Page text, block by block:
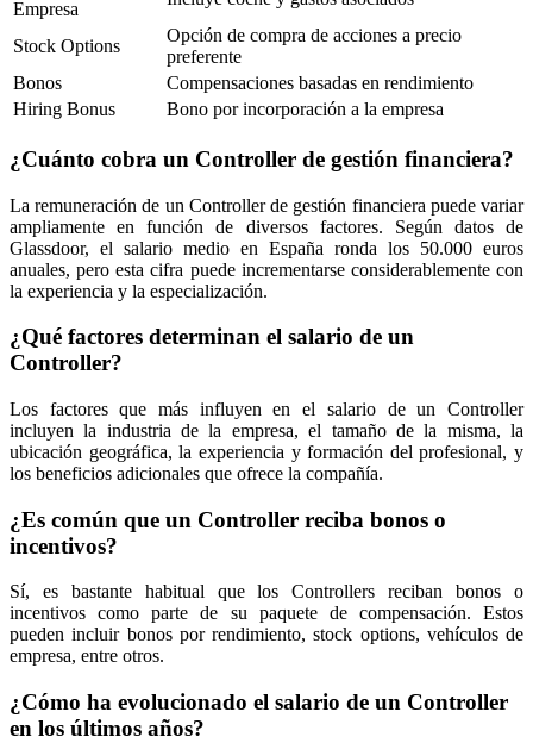
Empresa
Stock Options
Opción de compra de acciones a precio
preferente
Bonos
Compensaciones basadas en rendimiento
Hiring Bonus
Bono por incorporación a la empresa
¿Cuánto cobra un Controller de gestión financiera?
La remuneración de un Controller de gestión financiera puede variar
ampliamente en función de diversos factores. Según datos de
Glassdoor, el salario medio en España ronda los 50.000 euros
anuales, pero esta cifra puede incrementarse considerablemente con
la experiencia y la especialización.
¿Qué factores determinan el salario de un
Controller?
Los factores que más influyen en el salario de un Controller
incluyen la industria de la empresa, el tamaño de la misma, la
ubicación geográfica, la experiencia y formación del profesional, y
los beneficios adicionales que ofrece la compañía.
¿Es común que un Controller reciba bonos o
incentivos?
Sí, es bastante habitual que los Controllers reciban bonos o
incentivos como parte de su paquete de compensación. Estos
pueden incluir bonos por rendimiento, stock options, vehículos de
empresa, entre otros.
¿Cómo ha evolucionado el salario de un Controller
en los últimos años?